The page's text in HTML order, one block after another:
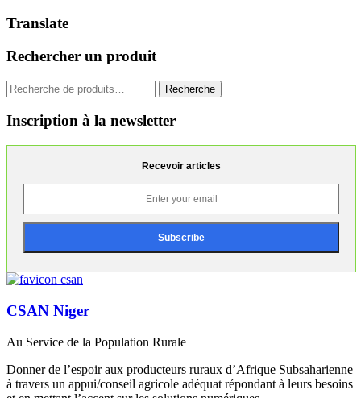
Translate
Rechercher un produit
Recherche
pour :
Recherche
Inscription à la newsletter
Recevoir articles
CSAN Niger
Au Service de la Population Rurale
Donner de l’espoir aux producteurs ruraux d’Afrique Subsaharienne
à travers un appui/conseil agricole adéquat répondant à leurs besoins